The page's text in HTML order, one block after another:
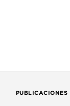
PUBLICACIONES